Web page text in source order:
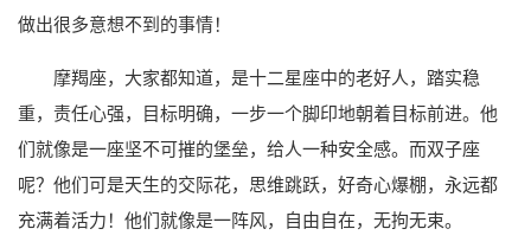
做出很多意想不到的事情！
摩羯座，大家都知道，是十二星座中的老好人，踏实稳
重，责任心强，目标明确，一步一个脚印地朝着目标前进。他
们就像是一座坚不可摧的堡垒，给人一种安全感。而双子座
呢？他们可是天生的交际花，思维跳跃，好奇心爆棚，永远都
充满着活力！他们就像是一阵风，自由自在，无拘无束。